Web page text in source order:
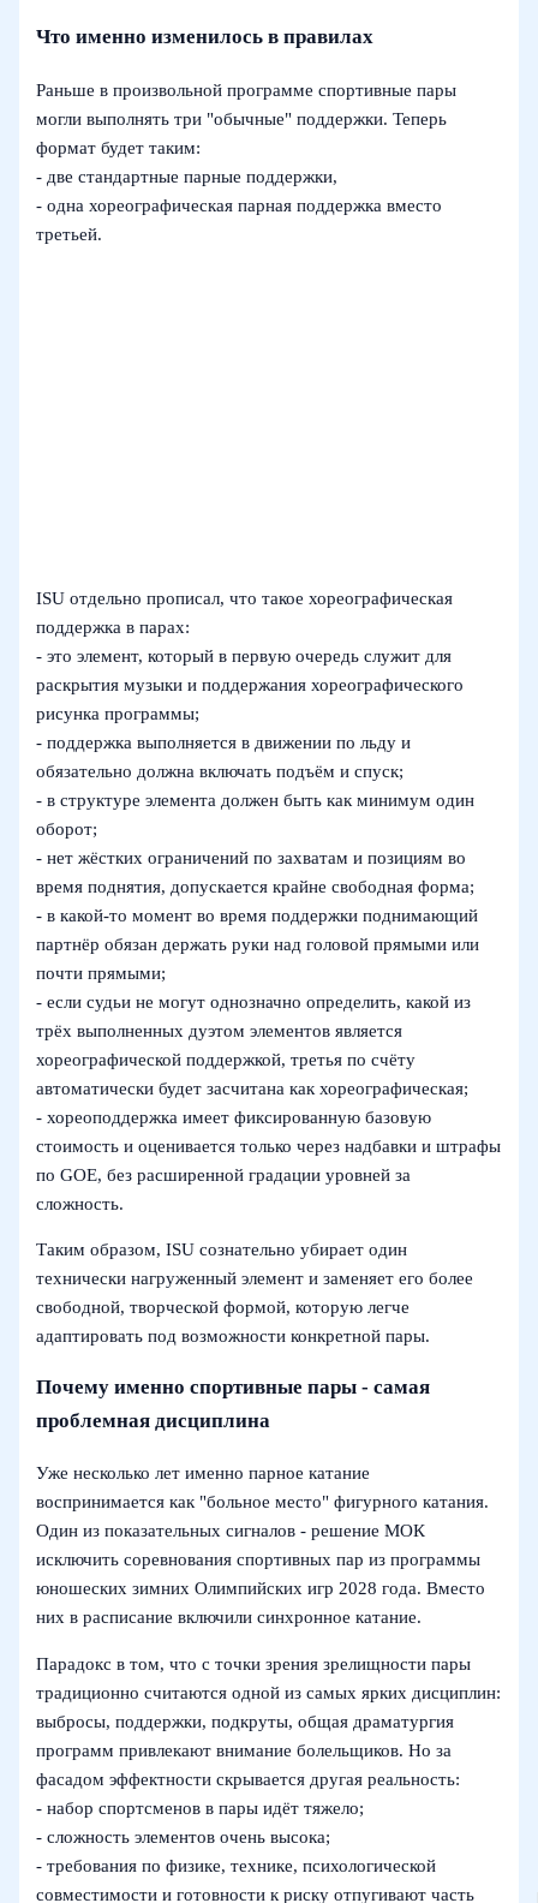
Что именно изменилось в правилах
Раньше в произвольной программе спортивные пары
могли выполнять три "обычные" поддержки. Теперь
формат будет таким:
- две стандартные парные поддержки,
- одна хореографическая парная поддержка вместо
третьей.
ISU отдельно прописал, что такое хореографическая
поддержка в парах:
- это элемент, который в первую очередь служит для
раскрытия музыки и поддержания хореографического
рисунка программы;
- поддержка выполняется в движении по льду и
обязательно должна включать подъём и спуск;
- в структуре элемента должен быть как минимум один
оборот;
- нет жёстких ограничений по захватам и позициям во
время поднятия, допускается крайне свободная форма;
- в какой-то момент во время поддержки поднимающий
партнёр обязан держать руки над головой прямыми или
почти прямыми;
- если судьи не могут однозначно определить, какой из
трёх выполненных дуэтом элементов является
хореографической поддержкой, третья по счёту
автоматически будет засчитана как хореографическая;
- хореоподдержка имеет фиксированную базовую
стоимость и оценивается только через надбавки и штрафы
по GOE, без расширенной градации уровней за
сложность.
Таким образом, ISU сознательно убирает один
технически нагруженный элемент и заменяет его более
свободной, творческой формой, которую легче
адаптировать под возможности конкретной пары.
Почему именно спортивные пары - самая
проблемная дисциплина
Уже несколько лет именно парное катание
воспринимается как "больное место" фигурного катания.
Один из показательных сигналов - решение МОК
исключить соревнования спортивных пар из программы
юношеских зимних Олимпийских игр 2028 года. Вместо
них в расписание включили синхронное катание.
Парадокс в том, что с точки зрения зрелищности пары
традиционно считаются одной из самых ярких дисциплин:
выбросы, поддержки, подкруты, общая драматургия
программ привлекают внимание болельщиков. Но за
фасадом эффектности скрывается другая реальность:
- набор спортсменов в пары идёт тяжело;
- сложность элементов очень высока;
- требования по физике, технике, психологической
совместимости и готовности к риску отпугивают часть